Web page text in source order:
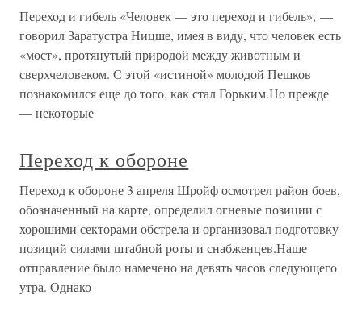
Переход и гибель «Человек — это переход и гибель», —
говорил Заратустра Ницше, имея в виду, что человек есть
«мост», протянутый природой между животным и
сверхчеловеком. С этой «истиной» молодой Пешков
познакомился еще до того, как стал Горьким.Но прежде
— некоторые
Переход к обороне
Переход к обороне 3 апреля Шройф осмотрел район боев,
обозначенный на карте, определил огневые позиции с
хорошими секторами обстрела и организовал подготовку
позиций силами штабной роты и снабженцев.Наше
отправление было намечено на девять часов следующего
утра. Однако